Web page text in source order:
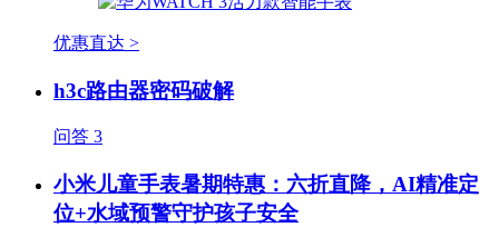
优惠直达 >
h3c路由器密码破解
问答 3
小米儿童手表暑期特惠：六折直降，AI精准定
位+水域预警守护孩子安全